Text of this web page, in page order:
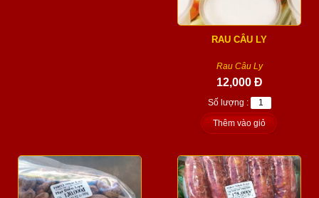
RAU CÂU LY
Rau Câu Ly
12,000 Đ
Số lượng :
Thêm vào giỏ